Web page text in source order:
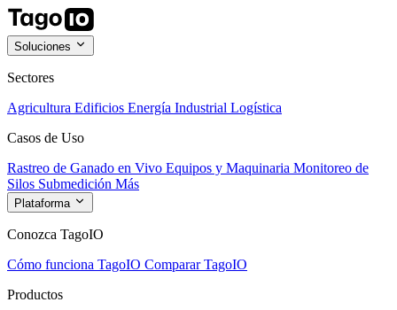
Soluciones
Sectores
Agricultura Edificios Energía Industrial Logística
Casos de Uso
Rastreo de Ganado en Vivo Equipos y Maquinaria Monitoreo de
Silos Submedición Más
Plataforma
Conozca TagoIO
Cómo funciona TagoIO Comparar TagoIO
Productos